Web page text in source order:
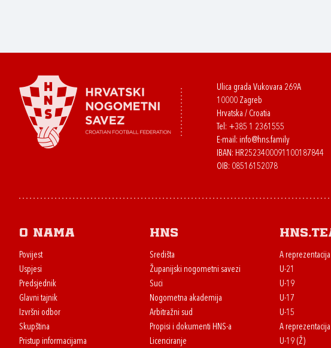
Ulica grada Vukovara 269A
10000 Zagreb
Hrvatska / Croatia
Tel: +385 1 2361555
E-mail: info@hns.family
IBAN: HR2523400091100187844
OIB: 08516152078
O nama
Povijest
Uspjesi
Predsjednik
Glavni tajnik
Izvršni odbor
Skupština
Pristup informacijama
HNS
Središta
Županijski nogometni savezi
Suci
Nogometna akademija
Arbitražni sud
Propisi i dokumenti HNS-a
Licenciranje
A reprezentacija
U-21
U-19
U-17
U-15
A
U-19 (Ž)